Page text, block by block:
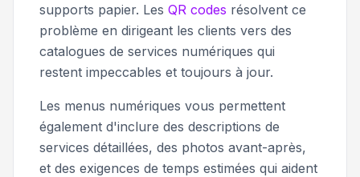
supports papier. Les QR codes résolvent ce
problème en dirigeant les clients vers des
catalogues de services numériques qui
restent impeccables et toujours à jour.
Les menus numériques vous permettent
également d'inclure des descriptions de
services détaillées, des photos avant-après,
et des exigences de temps estimées qui aident